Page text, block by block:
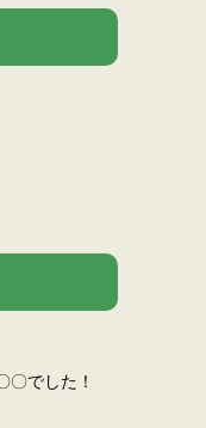
〇でした！